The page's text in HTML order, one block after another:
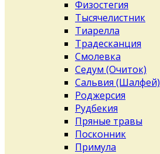
Физостегия
Тысячелистник
Тиарелла
Традесканция
Смолевка
Седум (Очиток)
Сальвия (Шалфей)
Роджерсия
Рудбекия
Пряные травы
Посконник
Примула